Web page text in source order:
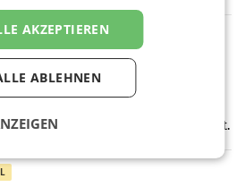
Juli und August versorgt das
Kinder sowie
verzeichnet solides
Quartal und steigert EBITDA
Konzern hat im 1. Quartal
ein solides Ergebnis erwirtschaftet.
AKZEPTIEREN
ABLEHNEN